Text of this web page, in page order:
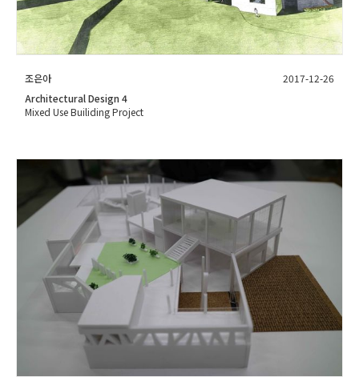
조은아
2017-12-26
Architectural Design 4
Mixed Use Builiding Project